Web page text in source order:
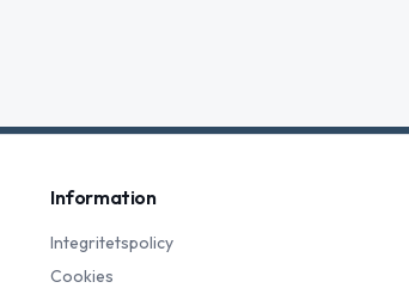
Information
Integritetspolicy
Cookies